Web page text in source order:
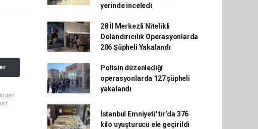
yerinde inceledi
28 İl Merkezli Nitelikli
Dolandırıcılık Operasyonlarda
206 Şüpheli Yakalandı
Polisin düzenlediği
operasyonlarda 127 şüpheli
yakalandı
İstanbul Emniyeti' tır’da 376
kilo uyuşturucu ele geçirildi